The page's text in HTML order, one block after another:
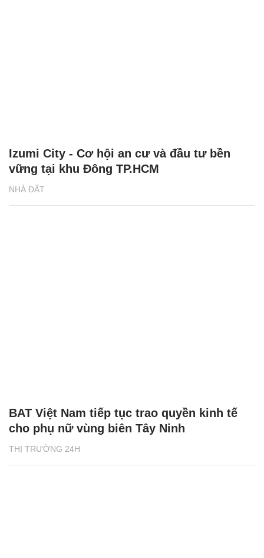
NHÀ ĐẤT
Izumi City - Cơ hội an cư và đầu tư bền
vững tại khu Đông TP.HCM
THỊ TRƯỜNG 24H
BAT Việt Nam tiếp tục trao quyền kinh tế
cho phụ nữ vùng biên Tây Ninh